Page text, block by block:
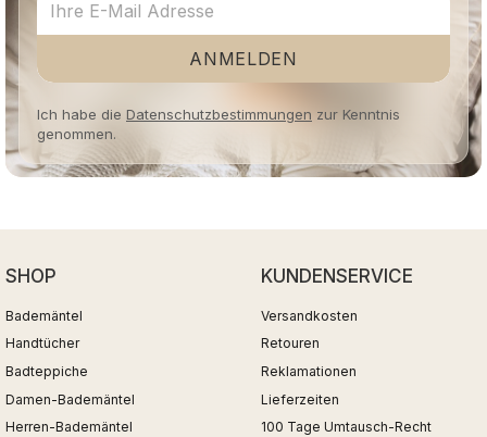
ANMELDEN
Ich habe die Datenschutzbestimmungen zur Kenntnis
genommen.
SHOP
Bademäntel
Handtücher
Badteppiche
Damen-Bademäntel
Herren-Bademäntel
KUNDENSERVICE
Versandkosten
Retouren
Reklamationen
Lieferzeiten
100 Tage Umtausch-Recht